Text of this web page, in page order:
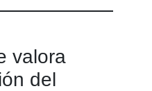
valora
del